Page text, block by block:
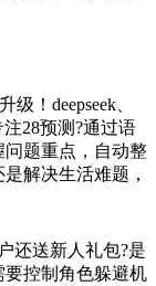
！deepseek、
28预测?通过语
问题重点，自动整
解决生活难题，
还送新人礼包?是
控制角色躲避机